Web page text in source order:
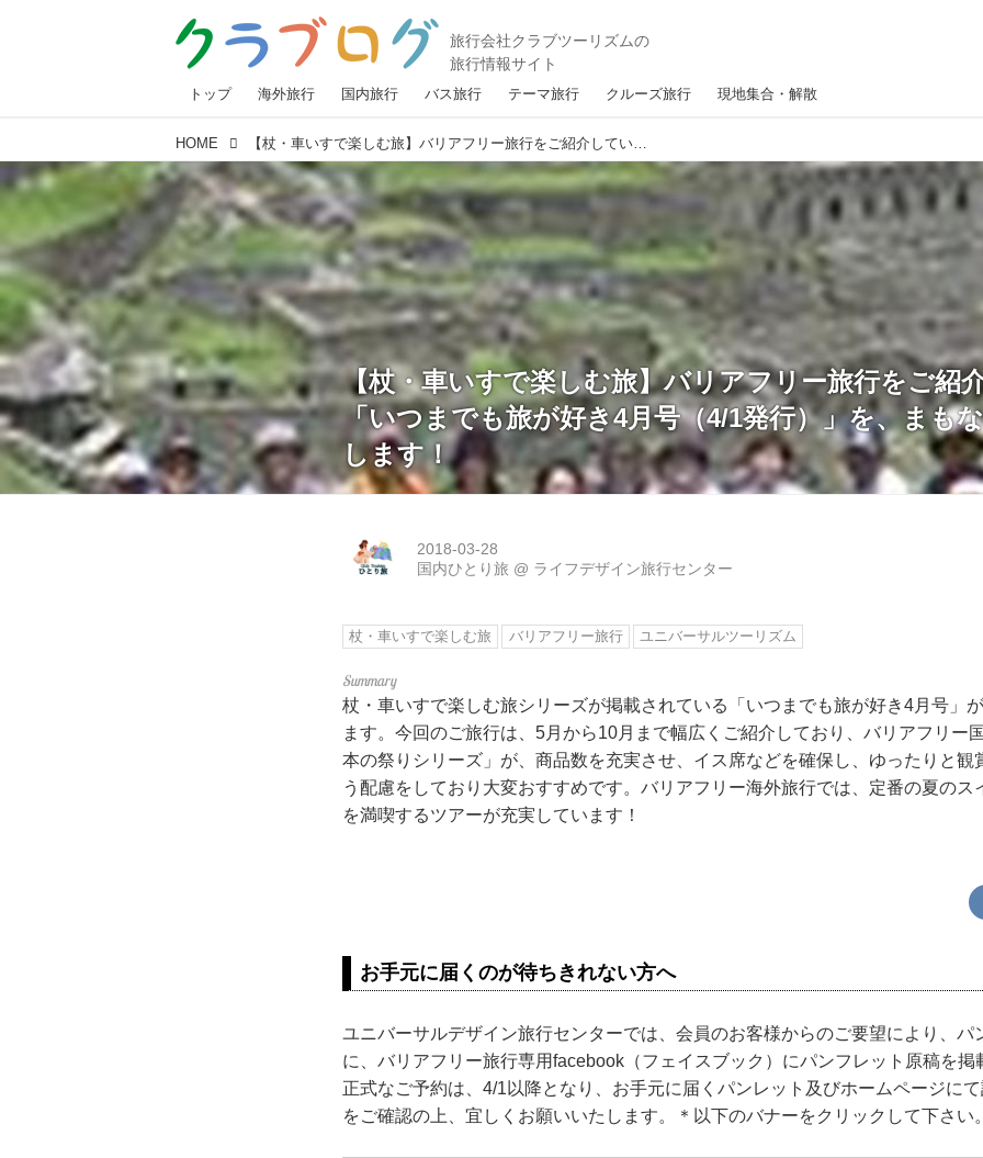
トップ 海外旅行 国内旅行 バス旅行 テーマ旅行 クルーズ旅行 現地集合・解散
HOME 【杖・車いすで楽しむ旅】バリアフリー旅行をご紹介している「いつまでも旅が好き4月号（4/1発行）」を、まもなく発送いたします！
【杖・車いすで楽しむ旅】バリアフリー旅行をご紹
「いつまでも旅が好き4月号（4/1発行）」を、まも
します！
2018-03-28
国内ひとり旅 @ ライフデザイン旅行センター
杖・車いすで楽しむ旅 バリアフリー旅行 ユニバーサルツーリズム
杖・車いすで楽しむ旅シリーズが掲載されている「いつまでも旅が好き4月号」
ます。今回のご旅行は、5月から10月まで幅広くご紹介しており、バリアフリー
本の祭りシリーズ」が、商品数を充実させ、イス席などを確保し、ゆったりと観
う配慮をしており大変おすすめです。バリアフリー海外旅行では、定番の夏のス
を満喫するツアーが充実しています！
お手元に届くのが待ちきれない方へ
ユニバーサルデザイン旅行センターでは、会員のお客様からのご要望により、パ
に、バリアフリー旅行専用facebook（フェイスブック）にパンフレット原稿を掲
正式なご予約は、4/1以降となり、お手元に届くパンレット及びホームページに
をご確認の上、宜しくお願いいたします。＊以下のバナーをクリックして下さい